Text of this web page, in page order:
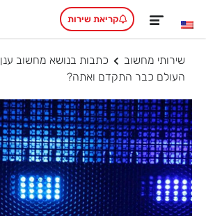
קריאת שירות
שירותי מחשוב כתבות בנושא מחשוב ענן
העולם כבר התקדם ואתה?